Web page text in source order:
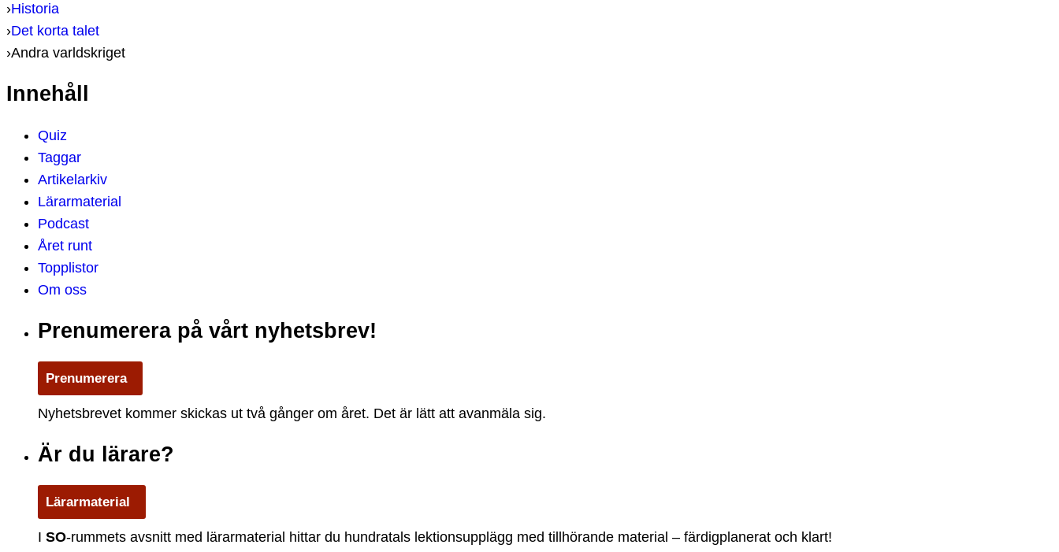
›Historia
›Det korta talet
›Andra varldskriget
Innehåll
Quiz
Taggar
Artikelarkiv
Lärarmaterial
Podcast
Året runt
Topplistor
Om oss
Prenumerera på vårt nyhetsbrev!
Prenumerera
Nyhetsbrevet kommer skickas ut två gånger om året. Det är lätt att avanmäla sig.
Är du lärare?
Lärarmaterial
I SO-rummets avsnitt med lärarmaterial hittar du hundratals lektionsupplägg med tillhörande material – färdigplanerat och klart!